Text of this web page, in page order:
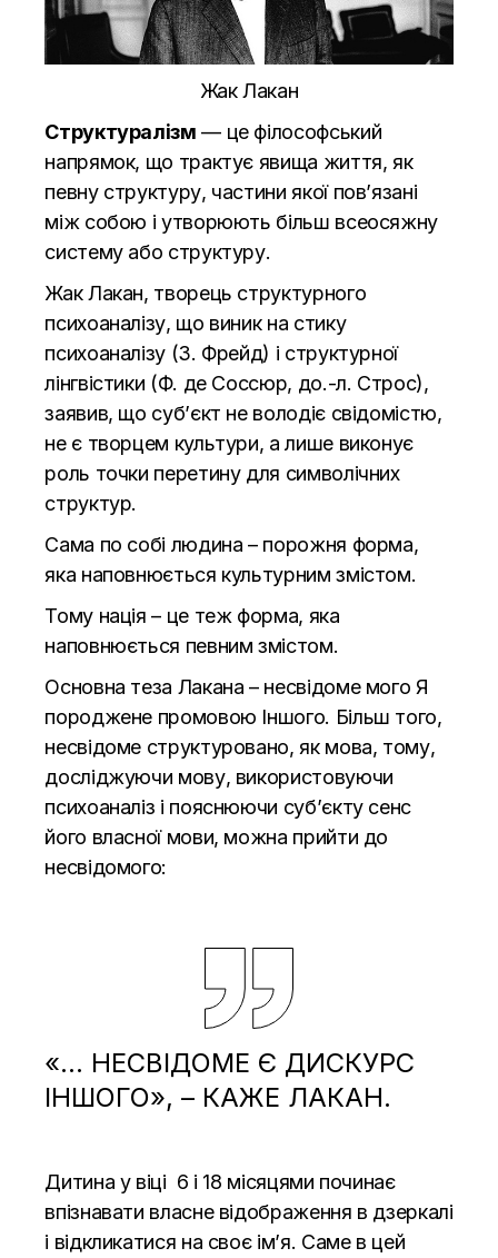
Жак Лакан
Структуралізм — це філософський
напрямок, що трактує явища життя, як
певну структуру, частини якої пов’язані
між собою і утворюють більш всеосяжну
систему або структуру.
Жак Лакан, творець структурного
психоаналізу, що виник на стику
психоаналізу (З. Фрейд) і структурної
лінгвістики (Ф. де Соссюр, до.-л. Строс),
заявив, що суб’єкт не володіє свідомістю,
не є творцем культури, а лише виконує
роль точки перетину для символічних
структур.
Сама по собі людина – порожня форма,
яка наповнюється культурним змістом.
Тому нація – це теж форма, яка
наповнюється певним змістом.
Основна теза Лакана – несвідоме мого Я
породжене промовою Іншого. Більш того,
несвідоме структуровано, як мова, тому,
досліджуючи мову, використовуючи
психоаналіз і пояснюючи суб’єкту сенс
його власної мови, можна прийти до
несвідомого:
«… НЕСВІДОМЕ Є ДИСКУРС
ІНШОГО», – КАЖЕ ЛАКАН.
Дитина у віці 6 і 18 місяцями починає
впізнавати власне відображення в дзеркалі
і відкликатися на своє ім’я. Саме в цей